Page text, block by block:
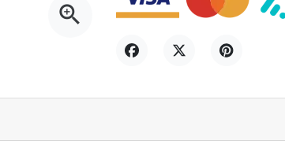
zoom_in